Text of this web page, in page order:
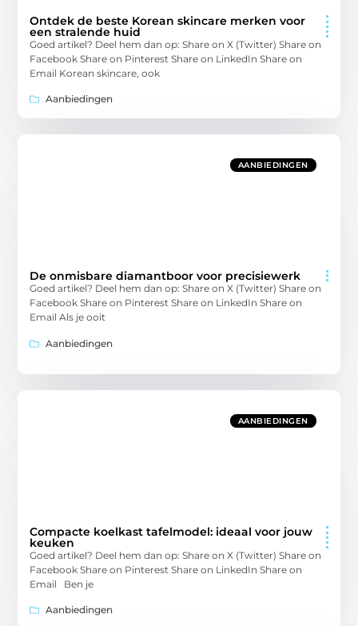
Ontdek de beste Korean skincare merken voor
een stralende huid
Goed artikel? Deel hem dan op: Share on X (Twitter) Share on
Facebook Share on Pinterest Share on LinkedIn Share on
Email Korean skincare, ook
Aanbiedingen
AANBIEDINGEN
De onmisbare diamantboor voor precisiewerk
Goed artikel? Deel hem dan op: Share on X (Twitter) Share on
Facebook Share on Pinterest Share on LinkedIn Share on
Email Als je ooit
Aanbiedingen
AANBIEDINGEN
Compacte koelkast tafelmodel: ideaal voor jouw
keuken
Goed artikel? Deel hem dan op: Share on X (Twitter) Share on
Facebook Share on Pinterest Share on LinkedIn Share on
Email Ben je
Aanbiedingen